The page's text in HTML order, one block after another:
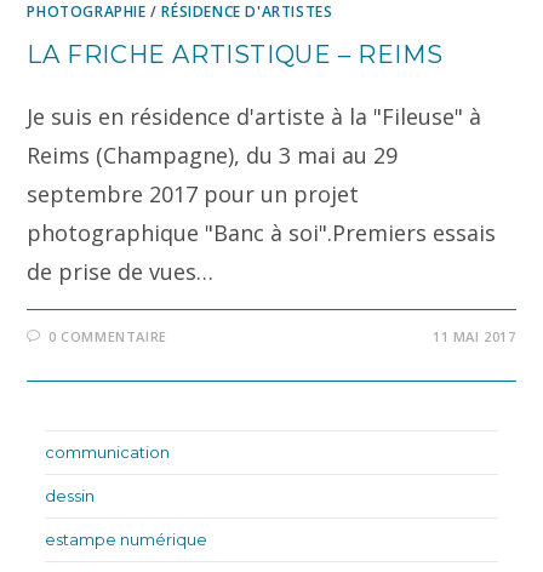
PHOTOGRAPHIE /RÉSIDENCE D'ARTISTES
LA FRICHE ARTISTIQUE – REIMS
Je suis en résidence d'artiste à la "Fileuse" à
Reims (Champagne), du 3 mai au 29
septembre 2017 pour un projet
photographique "Banc à soi".Premiers essais
de prise de vues…
0 COMMENTAIRE 11 MAI 2017
communication
dessin
estampe numérique